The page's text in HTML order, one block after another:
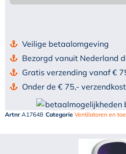
Veilige betaalomgeving
Bezorgd vanuit Nederland
Gratis verzending vanaf €
Onder de € 75,-
Artnr A17648 Categorie Ventilatoren en